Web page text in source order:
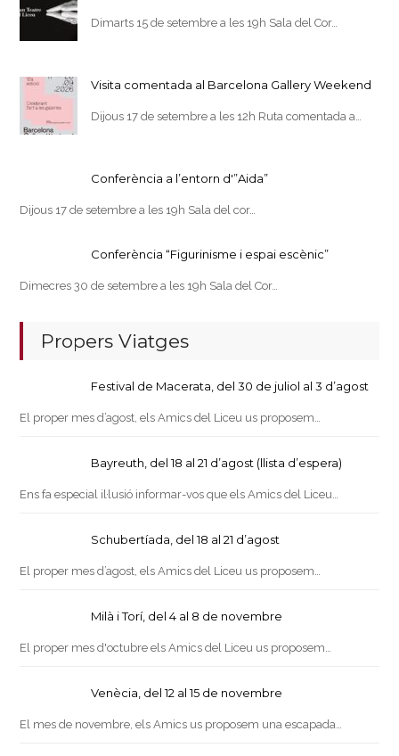
Dimarts 15 de setembre a les 19h Sala del Cor…
Visita comentada al Barcelona Gallery Weekend
Dijous 17 de setembre a les 12h Ruta comentada a…
Conferència a l’entorn d'”Aida”
Dijous 17 de setembre a les 19h Sala del cor…
Conferència “Figurinisme i espai escènic”
Dimecres 30 de setembre a les 19h Sala del Cor…
Propers Viatges
Festival de Macerata, del 30 de juliol al 3 d’agost
El proper mes d’agost, els Amics del Liceu us proposem…
Bayreuth, del 18 al 21 d’agost (llista d’espera)
Ens fa especial il·lusió informar-vos que els Amics del Liceu…
Schubertíada, del 18 al 21 d’agost
El proper mes d’agost, els Amics del Liceu us proposem…
Milà i Torí, del 4 al 8 de novembre
El proper mes d'octubre els Amics del Liceu us proposem…
Venècia, del 12 al 15 de novembre
El mes de novembre, els Amics us proposem una escapada…